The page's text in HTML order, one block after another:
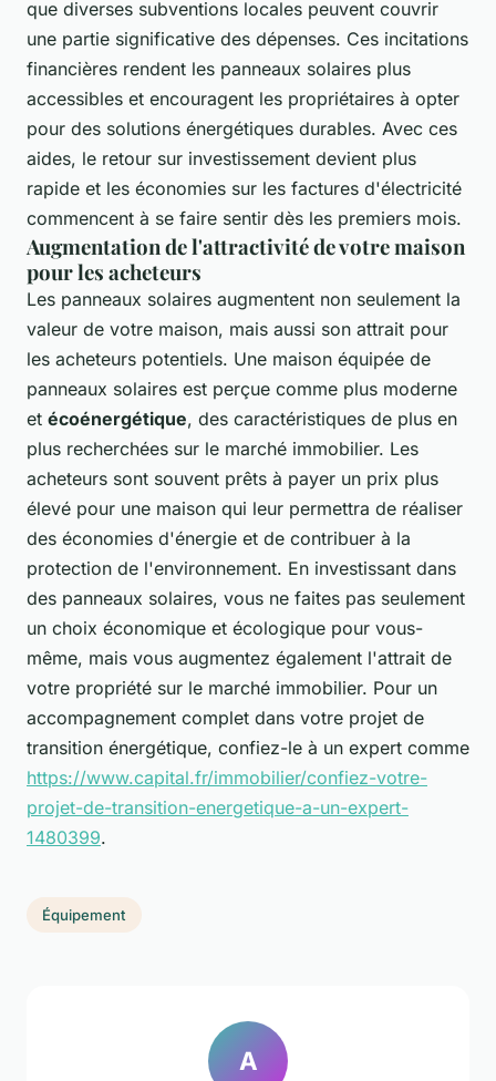
que diverses subventions locales peuvent couvrir
une partie significative des dépenses. Ces incitations
financières rendent les panneaux solaires plus
accessibles et encouragent les propriétaires à opter
pour des solutions énergétiques durables. Avec ces
aides, le retour sur investissement devient plus
rapide et les économies sur les factures d'électricité
commencent à se faire sentir dès les premiers mois.
Augmentation de l'attractivité de votre maison
pour les acheteurs
Les panneaux solaires augmentent non seulement la
valeur de votre maison, mais aussi son attrait pour
les acheteurs potentiels. Une maison équipée de
panneaux solaires est perçue comme plus moderne
et écoénergétique, des caractéristiques de plus en
plus recherchées sur le marché immobilier. Les
acheteurs sont souvent prêts à payer un prix plus
élevé pour une maison qui leur permettra de réaliser
des économies d'énergie et de contribuer à la
protection de l'environnement. En investissant dans
des panneaux solaires, vous ne faites pas seulement
un choix économique et écologique pour vous-
même, mais vous augmentez également l'attrait de
votre propriété sur le marché immobilier. Pour un
accompagnement complet dans votre projet de
transition énergétique, confiez-le à un expert comme
https://www.capital.fr/immobilier/confiez-votre-
projet-de-transition-energetique-a-un-expert-
1480399.
Équipement
A